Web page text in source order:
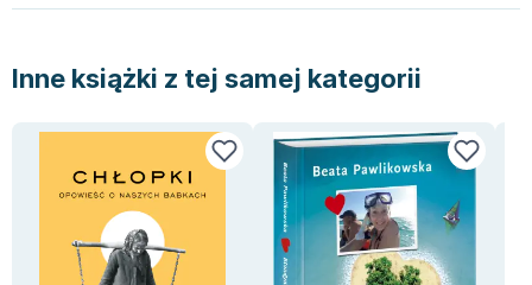
Inne książki z tej samej kategorii